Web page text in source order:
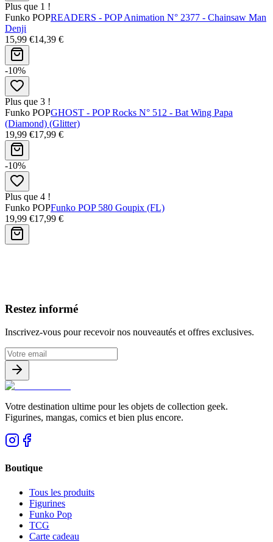
Plus que 1 !
Funko POPREADERS - POP Animation N° 2377 - Chainsaw Man
Denji
15,99 €14,39 €
-10%
Plus que 3 !
Funko POPGHOST - POP Rocks N° 512 - Bat Wing Papa
(Diamond) (Glitter)
19,99 €17,99 €
-10%
Plus que 4 !
Funko POPFunko POP 580 Goupix (FL)
19,99 €17,99 €
Restez informé
Inscrivez-vous pour recevoir nos nouveautés et offres exclusives.
Votre destination ultime pour les objets de collection geek.
Figurines, mangas, comics et bien plus encore.
Boutique
Tous les produits
Figurines
Funko Pop
TCG
Carte cadeau